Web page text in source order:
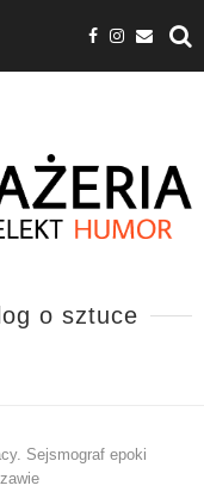
o sztuce
Sejsmograf epoki